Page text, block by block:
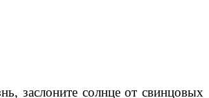
заслоните солнце от свинцовых